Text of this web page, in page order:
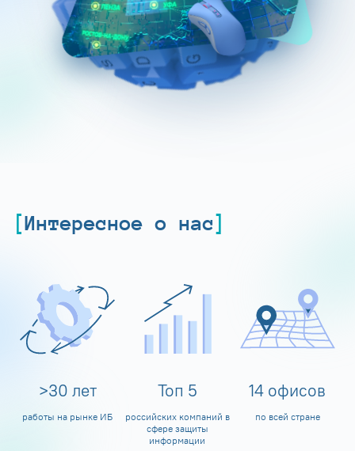
Интересное о нас
>30 лет
работы на рынке ИБ
Топ 5
российских компаний в
сфере защиты
информации
14 офисов
по всей стране